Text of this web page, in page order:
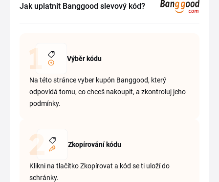
Jak uplatnit Banggood slevový kód?
Výběr kódu
Na této stránce vyber kupón Banggood, který
odpovídá tomu, co chceš nakoupit, a zkontroluj jeho
podmínky.
Zkopírování kódu
Klikni na tlačítko Zkopírovat a kód se ti uloží do
schránky.